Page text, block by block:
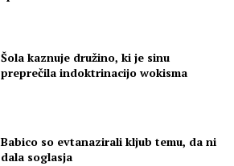
Šola kaznuje družino, ki je sinu
preprečila indoktrinacijo wokisma
Babico so evtanazirali kljub temu, da ni
dala soglasja